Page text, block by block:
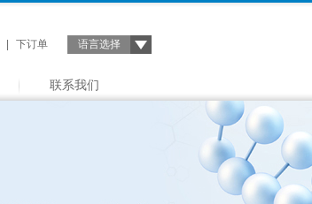
下订单 语言选择
联系我们